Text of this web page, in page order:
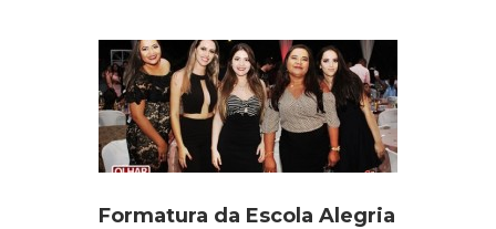
Formatura da Escola Alegria